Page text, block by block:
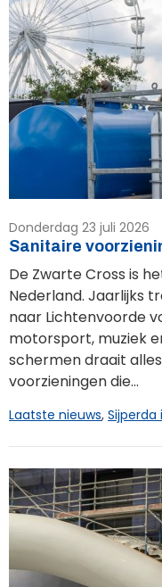
Donderdag 23 juli 2026
Sanitaire
De Zwarte Cross is
Nederland. Jaarlijks
naar Lichtenvoorde
motorsport, muziek
schermen draait
voorzieningen die...
Laatste nieuws, Sijperda